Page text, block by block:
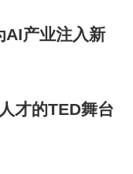
AI产业注入新
才的TED舞台